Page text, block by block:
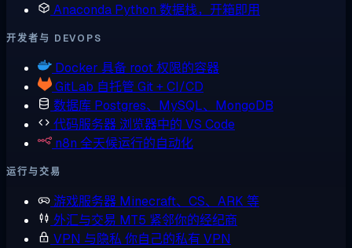
Anaconda Python 数据栈，开箱即用
开发者与 DEVOPS
Docker 具备 root 权限的容器
GitLab 自托管 Git + CI/CD
数据库 Postgres、MySQL、MongoDB
代码服务器 浏览器中的 VS Code
n8n 全天候运行的自动化
运行与交易
游戏服务器 Minecraft、CS、ARK 等
外汇与交易 MT5 紧邻你的经纪商
VPN 与隐私 你自己的私有 VPN